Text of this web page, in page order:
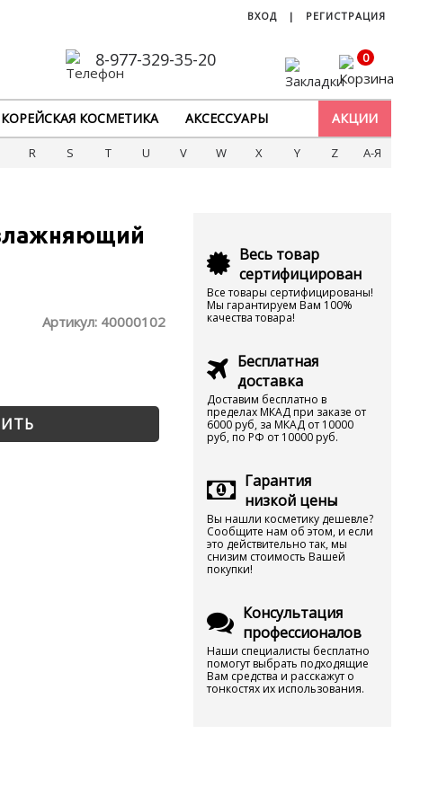
ВХОД | РЕГИСТРАЦИЯ
8-977-329-35-20 0
КОРЕЙСКАЯ КОСМЕТИКА АКСЕССУАРЫ АКЦИИ
R S T U V W X Y Z А-Я
Весь товар
сертифицирован
Все товары сертифицированы!
Мы гарантируем Вам 100%
качества товара!
Бесплатная
доставка
Доставим бесплатно в
пределах МКАД при заказе от
6000 руб, за МКАД от 10000
руб, по РФ от 10000 руб.
Гарантия
низкой цены
Вы нашли косметику дешевле?
Сообщите нам об этом, и если
это действительно так, мы
снизим стоимость Вашей
покупки!
Консультация
профессионалов
Наши специалисты бесплатно
помогут выбрать подходящие
Вам средства и расскажут о
тонкостях их использования.
Артикул: 40000102